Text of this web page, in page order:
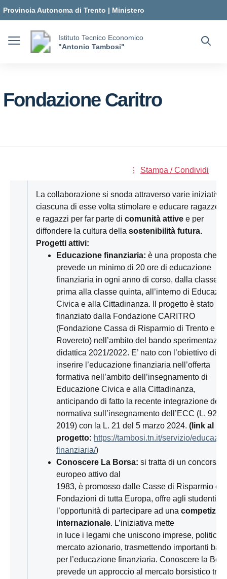
Provincia Autonoma di Trento | Ministero
dell'Istruzione e del Merito
Istituto Tecnico Economico
"Antonio Tambosi"
Fondazione Caritro
Stampa / Condividi
La collaborazione si snoda attraverso varie iniziative,
ciascuna di esse volta stimolare e educare ragazze
e ragazzi per far parte di comunità attive e per
diffondere la cultura della sostenibilità futura.
Progetti attivi:
Educazione finanziaria: è una proposta che
prevede un minimo di 20 ore di educazione
finanziaria in ogni anno di corso, dalla classe
prima alla classe quinta, all’interno di
Civica e alla Cittadinanza.
Il progetto è stato
finanziato dalla Fondazione CARITRO
(Fondazione Cassa di Risparmio di Trento e
Rovereto) nell’ambito del bando
didattica 2021/2022. E’ nato con l’obiettivo di
inserire l’educazione finanziaria nell’offerta
formativa nell’ambito dell’insegnamento di
Educazione Civica e alla Cittadinanza,
anticipando di fatto la recente integrazione
normativa sull’insegnamento dell’ECC (L. 92
2019) con la L. 21 del 5 marzo 2024. (link al
progetto: https://tambosi.tn.it/servizio/
finanziaria/)
Conoscere La Borsa: si tratta di un concorso
europeo attivo dal
1983, è promosso dalle Casse di Risparmio e
Fondazioni di tutta Europa, offre agli studenti
l’opportunità di partecipare ad una
internazionale. L’iniziativa mette
in luce i legami che uniscono imprese, politica
mercato azionario, trasmettendo importanti basi
per l’educazione finanziaria. Conoscere la
prevede un approccio al mercato borsistico